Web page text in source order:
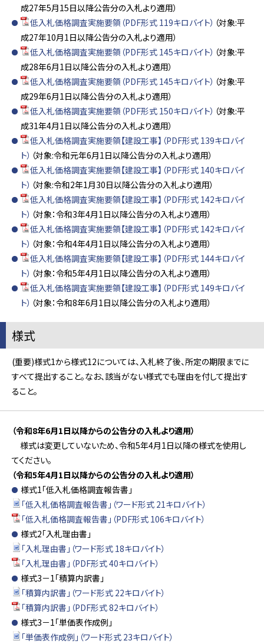
成27年5月15日以降公告分の入札より適用）
低入札価格調査実施要領（PDF形式 119キロバイト） （対象:平
成27年10月1日以降公告分の入札より適用）
低入札価格調査実施要領（PDF形式 145キロバイト） （対象:平
成28年6月1日以降公告分の入札より適用）
低入札価格調査実施要領（PDF形式 145キロバイト） （対象:平
成29年6月1日以降公告分の入札より適用）
低入札価格調査実施要領（PDF形式 150キロバイト） （対象:平
成31年4月1日以降公告分の入札より適用）
低入札価格調査実施要領【建設工事】（PDF形式 139キロバイ
ト） （対象:令和元年6月1日以降公告分の入札より適用）
低入札価格調査実施要領【建設工事】（PDF形式 140キロバイ
ト） （対象:令和2年1月30日以降公告分の入札より適用）
低入札価格調査実施要領【建設工事】（PDF形式 142キロバイ
ト） （対象：令和3年4月1日以降公告分の入札より適用）
低入札価格調査実施要領【建設工事】（PDF形式 142キロバイ
ト） （対象：令和4年4月1日以降公告分の入札より適用）
低入札価格調査実施要領【建設工事】（PDF形式 144キロバイ
ト） （対象：令和5年4月1日以降公告分の入札より適用）
低入札価格調査実施要領【建設工事】（PDF形式 149キロバイ
ト） （対象：令和8年6月1日以降公告分の入札より適用）
様式
(重要)様式1から様式12については、入札終了後、所定の期限までに
すべて提出すること。なお、該当がない様式でも理由を付して提出す
ること。
（令和8年6月1日以降からの公告分の入札より適用）
様式は変更していないため、令和5年4月1日以降の様式を使用し
てください。
（令和5年4月1日以降からの公告分の入札より適用）
様式1「低入札価格調査報告書」
「低入札価格調査報告書」（ワード形式 21キロバイト）
「低入札価格調査報告書」（PDF形式 106キロバイト）
様式2「入札理由書」
「入札理由書」（ワード形式 18キロバイト）
「入札理由書」（PDF形式 40キロバイト）
様式3－1「積算内訳書」
「積算内訳書」（ワード形式 22キロバイト）
「積算内訳書」（PDF形式 82キロバイト）
様式3－1「単価表作成例」
「単価表作成例」（ワード形式 23キロバイト）